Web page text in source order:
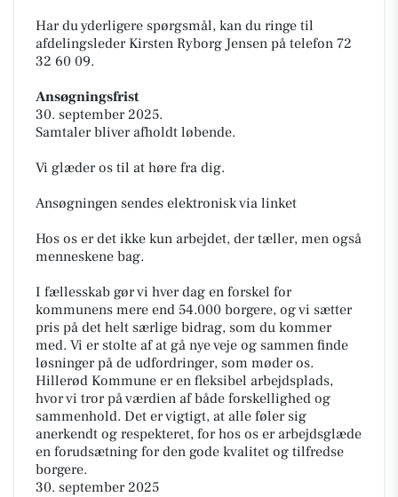
Har du yderligere spørgsmål, kan du ringe til
afdelingsleder Kirsten Ryborg Jensen på telefon 72
32 60 09.
Ansøgningsfrist
30. september 2025.
Samtaler bliver afholdt løbende.
Vi glæder os til at høre fra dig.
Ansøgningen sendes elektronisk via linket
Hos os er det ikke kun arbejdet, der tæller, men også
menneskene bag.
I fællesskab gør vi hver dag en forskel for
kommunens mere end 54.000 borgere, og vi sætter
pris på det helt særlige bidrag, som du kommer
med. Vi er stolte af at gå nye veje og sammen finde
løsninger på de udfordringer, som møder os.
Hillerød Kommune er en fleksibel arbejdsplads,
hvor vi tror på værdien af både forskellighed og
sammenhold. Det er vigtigt, at alle føler sig
anerkendt og respekteret, for hos os er arbejdsglæde
en forudsætning for den gode kvalitet og tilfredse
borgere.
30. september 2025